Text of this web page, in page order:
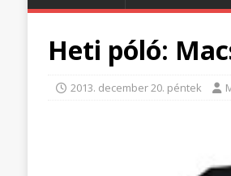
Heti póló:
2013. december 20. péntek